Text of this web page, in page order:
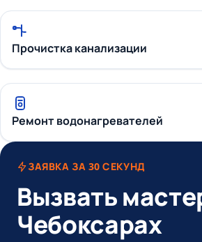
Прочистка канализации
Ремонт водонагревателей
ЗАЯВКА ЗА 30 СЕКУНД
Вызвать
Чебоксарах